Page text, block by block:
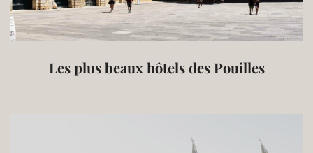
Les plus beaux hôtels des Pouilles